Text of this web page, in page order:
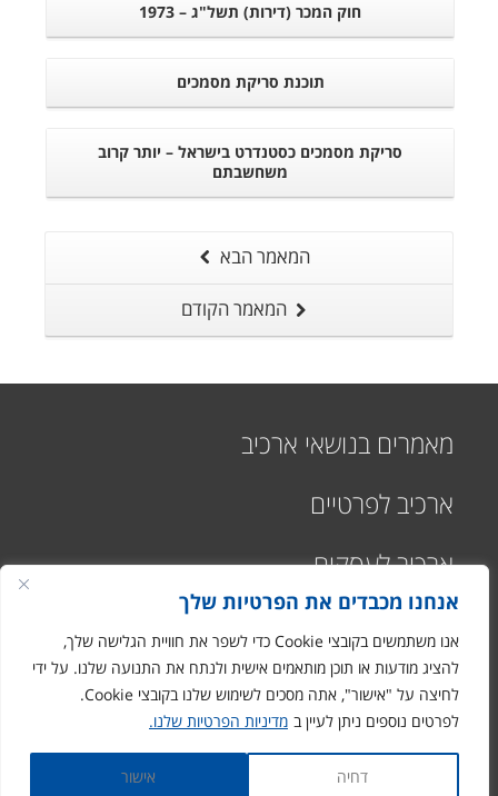
אנחנו מכבדים את הפרטיות שלך
אנו משתמשים בקובצי Cookie כדי לשפר את חוויית הגלישה שלך,
להציג מודעות או תוכן מותאמים אישית ולנתח את התנועה שלנו. על ידי
לחיצה על "אישור", אתה מסכים לשימוש שלנו בקובצי Cookie.
לפרטים נוספים ניתן לעיין ב מדיניות הפרטיות שלנו.
דחיה אישור
חוק המכר (דירות) תשל"ג – 1973
תוכנת סריקת מסמכים
סריקת מסמכים כסטנדרט בישראל – יותר קרוב
משחשבתם
המאמר הבא
המאמר הקודם
מאמרים בנושאי ארכיב
ארכיב לפרטיים
ארכיב לעסקים
רח' התעשיה 1
מבוא חורון
ronen@arciv.co.il